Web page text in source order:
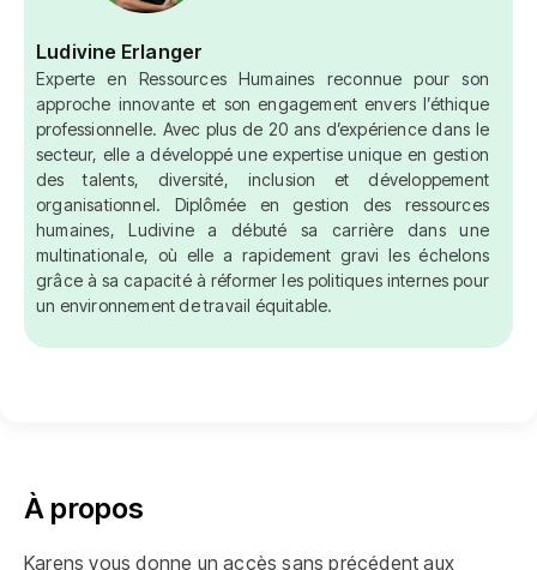
Ludivine Erlanger
Experte en Ressources Humaines reconnue pour son
approche innovante et son engagement envers l’éthique
professionnelle. Avec plus de 20 ans d’expérience dans le
secteur, elle a développé une expertise unique en gestion
des talents, diversité, inclusion et développement
organisationnel. Diplômée en gestion des ressources
humaines, Ludivine a débuté sa carrière dans une
multinationale, où elle a rapidement gravi les échelons
grâce à sa capacité à réformer les politiques internes pour
un environnement de travail équitable.
À propos
Karens vous donne un accès sans précédent aux